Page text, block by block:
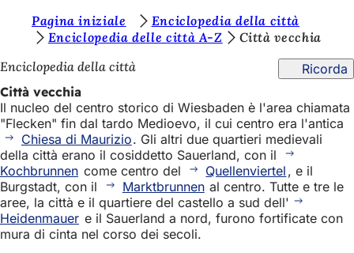
Vai al contenuto
e
t
e
q
u
i
:
Pagina iniziale
Enciclopedia della città
Enciclopedia delle città A-Z
Città vecchia
Enciclopedia della città
Ricorda
Città vecchia
Il nucleo del centro storico di Wiesbaden è l'area chiamata
"Flecken" fin dal tardo Medioevo, il cui centro era l'antica
Chiesa di Maurizio. Gli altri due quartieri medievali
della città erano il cosiddetto Sauerland, con il
Kochbrunnen come centro del Quellenviertel , e il
Burgstadt, con il
Marktbrunnen al centro. Tutte e tre le
aree, la città e il quartiere del castello a sud dell'
Heidenmauer e il Sauerland a nord, furono fortificate con
mura di cinta nel corso dei secoli.